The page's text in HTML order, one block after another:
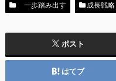
一歩踏み出す 成長戦略
ポスト
はてブ